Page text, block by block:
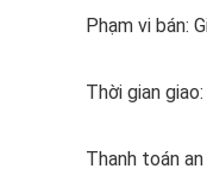
Phạm vi bán:
Thời gian
Thanh toán